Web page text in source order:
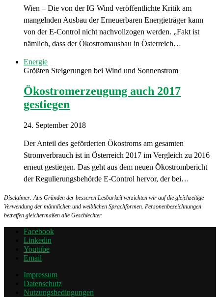
Wien – Die von der IG Wind veröffentlichte Kritik am
mangelnden Ausbau der Erneuerbaren Energieträger kann
von der E-Control nicht nachvollzogen werden. „Fakt ist
nämlich, dass der Ökostromausbau in Österreich…
Energie
Größten Steigerungen bei Wind und Sonnenstrom
Ökostromerzeugung auch 2017
gestiegen
24. September 2018
Der Anteil des geförderten Ökostroms am gesamten
Stromverbrauch ist in Österreich 2017 im Vergleich zu 2016
erneut gestiegen. Das geht aus dem neuen Ökostrombericht
der Regulierungsbehörde E-Control hervor, der bei…
Disclaimer: Aus Gründen der besseren Lesbarkeit verzichten wir auf die gleichzeitige
Verwendung der männlichen und weiblichen Sprachformen. Personenbezeichnungen
betreffen gleichermaßen alle Geschlechter.
Facebook
Linkedin
Youtube
Email
Impressum
Datenschutz
Nutzungsbedingungen